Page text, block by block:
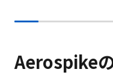
Aerospike